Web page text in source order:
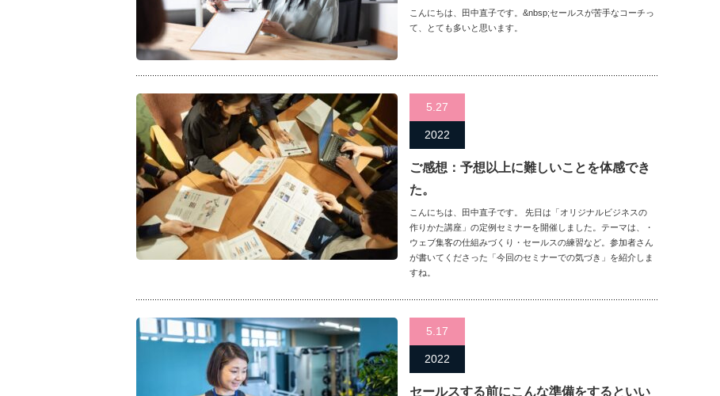
こんにちは、田中直子です。&nbsp;セールスが苦手なコーチっ
て、とても多いと思います。
5.27
2022
ご感想：予想以上に難しいことを体感でき
た。
こんにちは、田中直子です。 先日は「オリジナルビジネスの
作りかた講座」の定例セミナーを開催しました。テーマは、・
ウェブ集客の仕組みづくり・セールスの練習など。参加者さん
が書いてくださった「今回のセミナーでの気づき」を紹介しま
すね。
5.17
2022
セールスする前にこんな準備をするといい